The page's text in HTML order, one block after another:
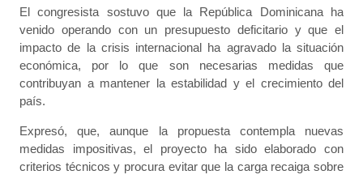
El congresista sostuvo que la República Dominicana ha
venido operando con un presupuesto deficitario y que el
impacto de la crisis internacional ha agravado la situación
económica, por lo que son necesarias medidas que
contribuyan a mantener la estabilidad y el crecimiento del
país.
Expresó, que, aunque la propuesta contempla nuevas
medidas impositivas, el proyecto ha sido elaborado con
criterios técnicos y procura evitar que la carga recaiga sobre